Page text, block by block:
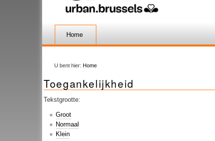
Home
U bent hier: Home
Toegankelijkheid
Tekstgrootte:
Groot
Normaal
Klein